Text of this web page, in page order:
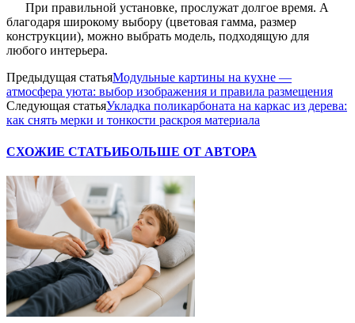
При правильной установке, прослужат долгое время. А
благодаря широкому выбору (цветовая гамма, размер
конструкции), можно выбрать модель, подходящую для
любого интерьера.
Предыдущая статьяМодульные картины на кухне —
атмосфера уюта: выбор изображения и правила размещения
Следующая статьяУкладка поликарбоната на каркас из дерева:
как снять мерки и тонкости раскроя материала
СХОЖИЕ СТАТЬИБОЛЬШЕ ОТ АВТОРА